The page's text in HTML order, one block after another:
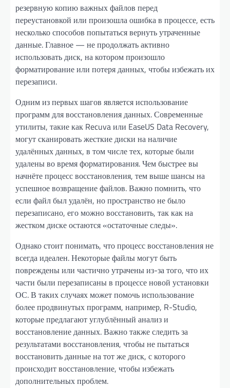
резервную копию важных файлов перед
переустановкой или произошла ошибка в процессе, есть
несколько способов попытаться вернуть утраченные
данные. Главное — не продолжать активно
использовать диск, на котором произошло
форматирование или потеря данных, чтобы избежать их
перезаписи.
Одним из первых шагов является использование
программ для восстановления данных. Современные
утилиты, такие как Recuva или EaseUS Data Recovery,
могут сканировать жесткие диски на наличие
удалённых данных, в том числе тех, которые были
удалены во время форматирования. Чем быстрее вы
начнёте процесс восстановления, тем выше шансы на
успешное возвращение файлов. Важно помнить, что
если файл был удалён, но пространство не было
перезаписано, его можно восстановить, так как на
жестком диске остаются «остаточные следы».
Однако стоит понимать, что процесс восстановления не
всегда идеален. Некоторые файлы могут быть
повреждены или частично утрачены из-за того, что их
части были перезаписаны в процессе новой установки
ОС. В таких случаях может помочь использование
более продвинутых программ, например, R-Studio,
которые предлагают углублённый анализ и
восстановление данных. Важно также следить за
результатами восстановления, чтобы не пытаться
восстановить данные на тот же диск, с которого
происходит восстановление, чтобы избежать
дополнительных проблем.